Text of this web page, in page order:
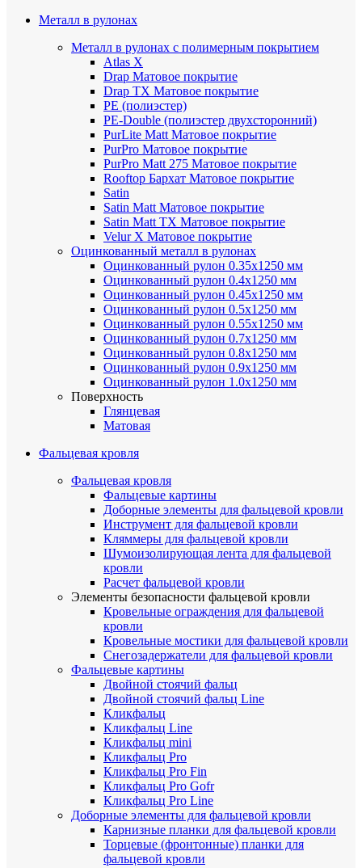
Металл в рулонах
Металл в рулонах с полимерным покрытием
Atlas X
Drap Матовое покрытие
Drap TX Матовое покрытие
PE (полиэстер)
PE-Double (полиэстер двухсторонний)
PurLite Мatt Матовое покрытие
PurPro Матовое покрытие
PurPro Matt 275 Матовое покрытие
Rooftop Бархат Матовое покрытие
Satin
Satin Мatt Матовое покрытие
Satin Matt TX Матовое покрытие
Velur X Матовое покрытие
Оцинкованный металл в рулонах
Оцинкованный рулон 0.35х1250 мм
Оцинкованный рулон 0.4х1250 мм
Оцинкованный рулон 0.45х1250 мм
Оцинкованный рулон 0.5х1250 мм
Оцинкованный рулон 0.55х1250 мм
Оцинкованный рулон 0.7х1250 мм
Оцинкованный рулон 0.8х1250 мм
Оцинкованный рулон 0.9х1250 мм
Оцинкованный рулон 1.0х1250 мм
Поверхность
Глянцевая
Матовая
Фальцевая кровля
Фальцевая кровля
Фальцевые картины
Доборные элементы для фальцевой кровли
Инструмент для фальцевой кровли
Кляммеры для фальцевой кровли
Шумоизолирующая лента для фальцевой
кровли
Расчет фальцевой кровли
Элементы безопасности фальцевой кровли
Кровельные ограждения для фальцевой
кровли
Кровельные мостики для фальцевой кровли
Снегозадержатели для фальцевой кровли
Фальцевые картины
Двойной стоячий фальц
Двойной стоячий фальц Line
Кликфальц
Кликфальц Line
Кликфальц mini
Кликфальц Pro
Кликфальц Pro Fin
Кликфальц Pro Gofr
Кликфальц Pro Line
Доборные элементы для фальцевой кровли
Карнизные планки для фальцевой кровли
Торцевые (фронтонные) планки для
фальцевой кровли